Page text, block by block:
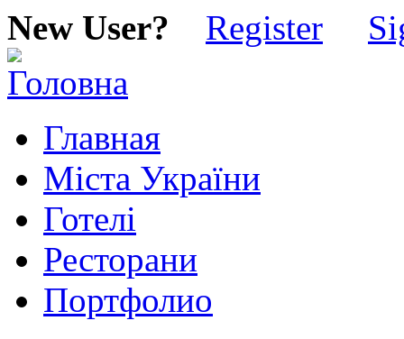
New User? Register
Главная
Міста України
Готелі
Ресторани
Портфолио